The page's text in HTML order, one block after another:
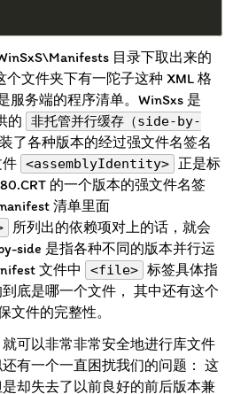
目录下取出来的
文件夹下有一陀子这种 XML 格
服务端的程序清单。WinSxs 是
的
非托管并行缓存（side-by-
了各种版本的经过强文件名签名
<assemblyIdentity>
正是标
的一个版本的强文件名签
清单里面
所列出的依赖项对上的话，就会
side 是指各种不同的版本并行运
文件中
<file> 标签具体指
底是哪一个文件， 其中还有这个
文件的完整性。
可以非常非常安全地进行库文件
有一个一直困扰我们的问题： 这
却失去了以前良好的前后版本兼